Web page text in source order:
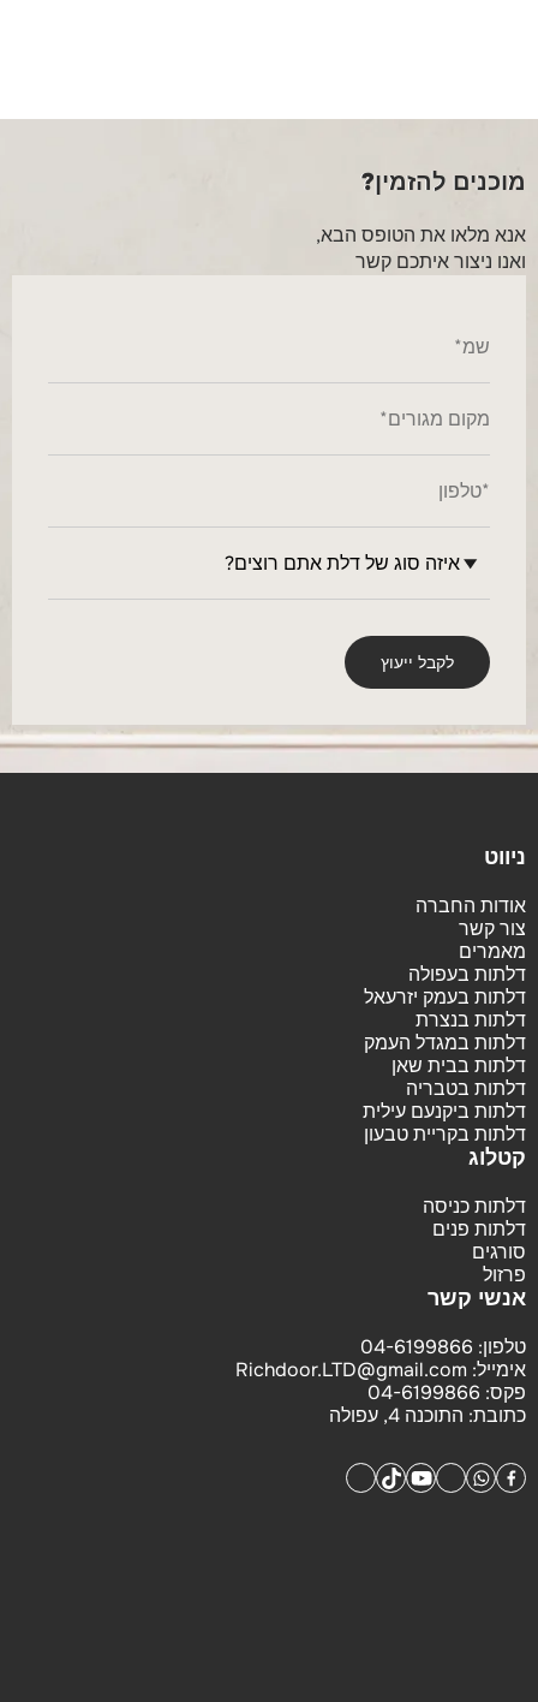
מוכנים להזמין?
אנא מלאו את הטופס הבא,
ואנו ניצור איתכם קשר
ניווט
אודות החברה
צור קשר
מאמרים
דלתות בעפולה
דלתות בעמק יזרעאל
דלתות בנצרת
דלתות במגדל העמק
דלתות בבית שאן
דלתות בטבריה
דלתות ביקנעם עילית
דלתות בקריית טבעון
קטלוג
דלתות כניסה
דלתות פנים
סורגים
פרזול
אנשי קשר
טלפון: 04-6199866
אימייל: Richdoor.LTD@gmail.com
פקס: 04-6199866
כתובת: התוכנה 4, עפולה